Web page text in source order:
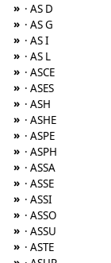
» · AS D
» · AS G
» · AS I
» · AS L
» · ASCE
» · ASES
» · ASH
» · ASHE
» · ASPE
» · ASPH
» · ASSA
» · ASSE
» · ASSI
» · ASSO
» · ASSU
» · ASTE